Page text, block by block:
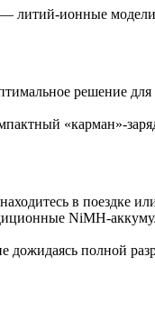
— литий-ионные
решение для
«карман»-
в поездке
NiMH-
полной